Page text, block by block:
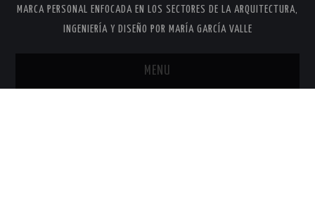
MARCA PERSONAL ENFOCADA EN LOS SECTORES DE LA ARQUITECTURA,
INGENIERÍA Y DISEÑO POR MARÍA GARCÍA VALLE
MENU